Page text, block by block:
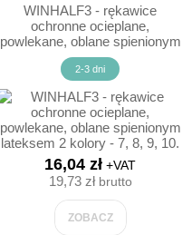
OCHRONA PRZED
SZELKI
LINY
KARABINKI/
SŁUPOŁAZY
PRACE W DOSTĘPIE
WINHALF3 - rękawice
ochronne ocieplane,
powlekane, oblane spienionym
lateksem 2 kolory - 7, 8, 9, 10.
2-3 dni
16,04 zł +VAT
19,73 złbrutto
ZOBACZ